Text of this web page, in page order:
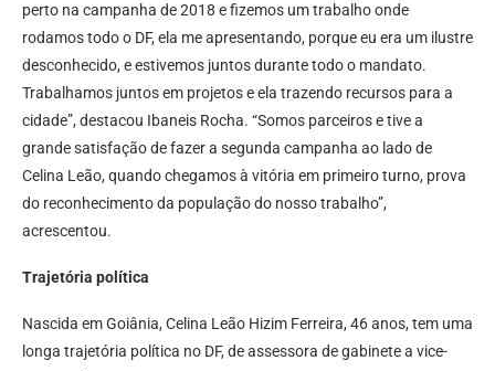
perto na campanha de 2018 e fizemos um trabalho onde
rodamos todo o DF, ela me apresentando, porque eu era um ilustre
desconhecido, e estivemos juntos durante todo o mandato.
Trabalhamos juntos em projetos e ela trazendo recursos para a
cidade”, destacou Ibaneis Rocha. “Somos parceiros e tive a
grande satisfação de fazer a segunda campanha ao lado de
Celina Leão, quando chegamos à vitória em primeiro turno, prova
do reconhecimento da população do nosso trabalho”,
acrescentou.
Trajetória política
Nascida em Goiânia, Celina Leão Hizim Ferreira, 46 anos, tem uma
longa trajetória política no DF, de assessora de gabinete a vice-